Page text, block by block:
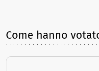
Come hanno